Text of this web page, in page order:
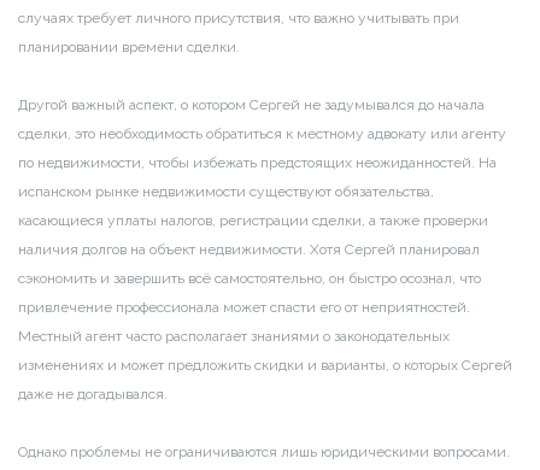
случаях требует личного присутствия, что важно учитывать при
планировании времени сделки.
Другой важный аспект, о котором Сергей не задумывался до начала
сделки, это необходимость обратиться к местному адвокату или агенту
по недвижимости, чтобы избежать предстоящих неожиданностей. На
испанском рынке недвижимости существуют обязательства,
касающиеся уплаты налогов, регистрации сделки, а также проверки
наличия долгов на объект недвижимости. Хотя Сергей планировал
сэкономить и завершить всё самостоятельно, он быстро осознал, что
привлечение профессионала может спасти его от неприятностей.
Местный агент часто располагает знаниями о законодательных
изменениях и может предложить скидки и варианты, о которых Сергей
даже не догадывался.
Однако проблемы не ограничиваются лишь юридическими вопросами.